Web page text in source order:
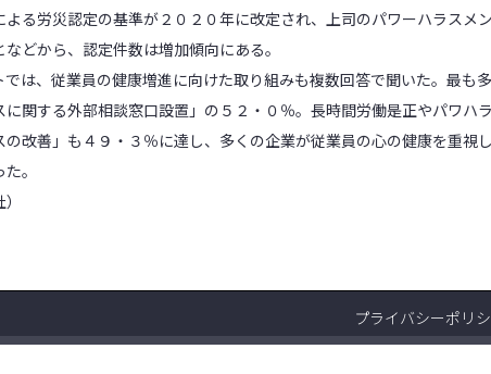
る労災認定の基準が２０２０年に改定され、上司のパワーハラスメ
などから、認定件数は増加傾向にある。
は、従業員の健康増進に向けた取り組みも複数回答で聞いた。最も
に関する外部相談窓口設置」の５２・０％。長時間労働是正やパワハ
の改善」も４９・３％に達し、多くの企業が従業員の心の健康を重視
。
プライバシーポリ